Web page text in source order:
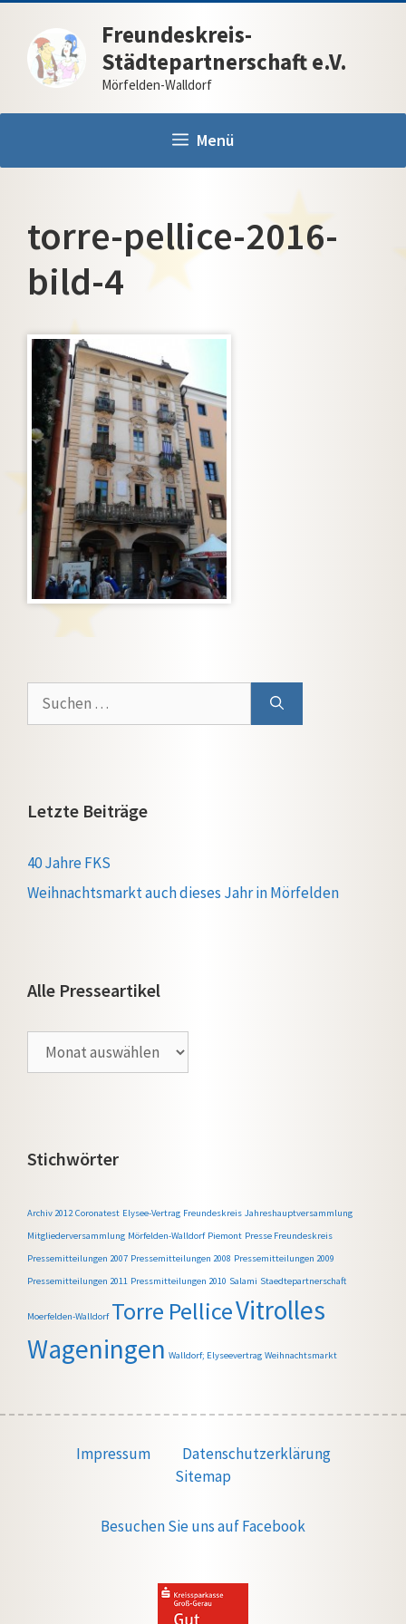
Inhalt
springen
Freundeskreis-
Städtepartnerschaft e.V.
Mörfelden-Walldorf
Menü
torre-pellice-2016-
bild-4
Suchen
nach:
Letzte Beiträge
40 Jahre FKS
Weihnachtsmarkt auch dieses Jahr in Mörfelden
Alle Presseartikel
Presseartikel
Stichwörter
Archiv 2012 Coronatest Elysee-Vertrag Freundeskreis Jahreshauptversammlung
Mitgliederversammlung Mörfelden-Walldorf Piemont Presse Freundeskreis
Pressemitteilungen 2007 Pressemitteilungen 2008 Pressemitteilungen 2009
Pressemitteilungen 2011 Pressmitteilungen 2010 Salami Staedtepartnerschaft
Moerfelden-Walldorf Torre PelliceVitrolles
Wageningen Walldorf; Elyseevertrag Weihnachtsmarkt
Impressum
Datenschutzerklärung
Sitemap
Besuchen Sie uns auf Facebook